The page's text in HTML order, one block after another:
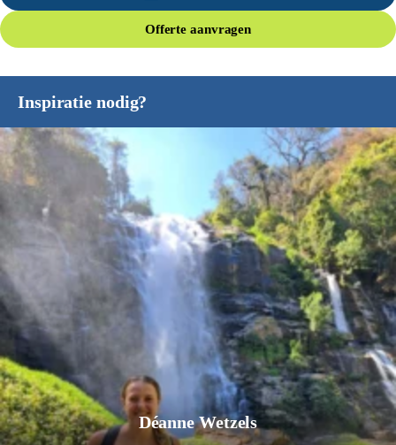
Offerte aanvragen
Inspiratie nodig?
Jurgen Pol